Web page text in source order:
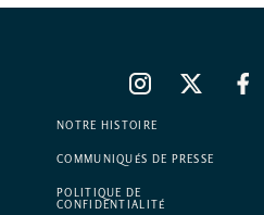
NOTRE HISTOIRE
COMMUNIQUÉS DE PRESSE
POLITIQUE DE
CONFIDENTIALITÉ